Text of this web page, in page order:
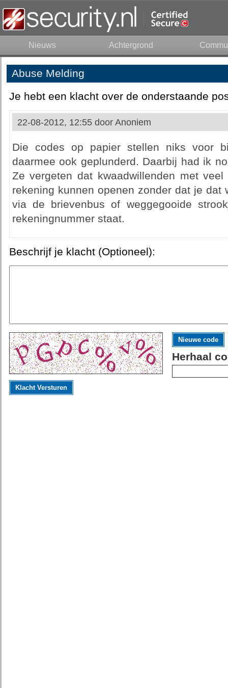
Nieuws Achtergrond
Abuse Melding
Je hebt een klacht over de onderstaande
22-08-2012, 12:55 door Anoniem
Die codes op papier stellen niks voor
daarmee ook geplunderd. Daarbij had ik
Ze vergeten dat kwaadwillenden met
rekening kunnen openen zonder dat je dat
via de brievenbus of weggegooide
rekeningnummer staat.
Beschrijf je klacht (Optioneel):
Nieuwe code
Herhaal
Klacht Versturen